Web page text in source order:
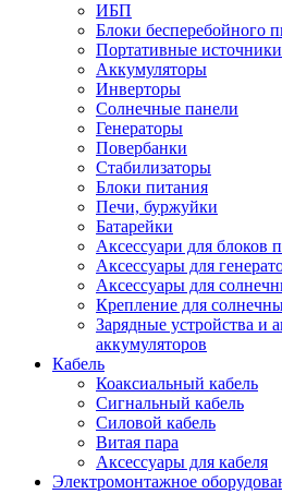
ИБП
Блоки бесперебойного
Портативные
Аккумуляторы
Инверторы
Солнечные панели
Генераторы
Повербанки
Стабилизаторы
Блоки питания
Печи, буржуйки
Батарейки
Аксессуари для блоков
Аксессуары для
Аксессуары для
Крепление для
Зарядные устройства и
аккумуляторов
Кабель
Коаксиальный кабель
Сигнальный кабель
Силовой кабель
Витая пара
Аксессуары для кабеля
Электромонтажное